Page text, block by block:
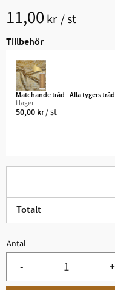
11,00 kr /st
Tillbehör
Matchande tråd - Alla tygers
I lager
50,00 kr/st
Totalt
Antal
+
-